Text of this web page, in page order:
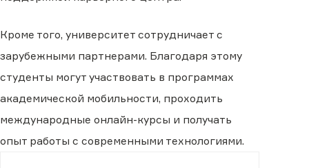
Кроме того, университет сотрудничает с
зарубежными партнерами. Благодаря этому
студенты могут участвовать в программах
академической мобильности, проходить
международные онлайн-курсы и получать
опыт работы с современными технологиями.